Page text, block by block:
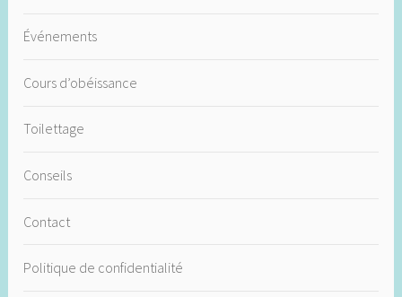
Événements
Cours d’obéissance
Toilettage
Conseils
Contact
Politique de confidentialité